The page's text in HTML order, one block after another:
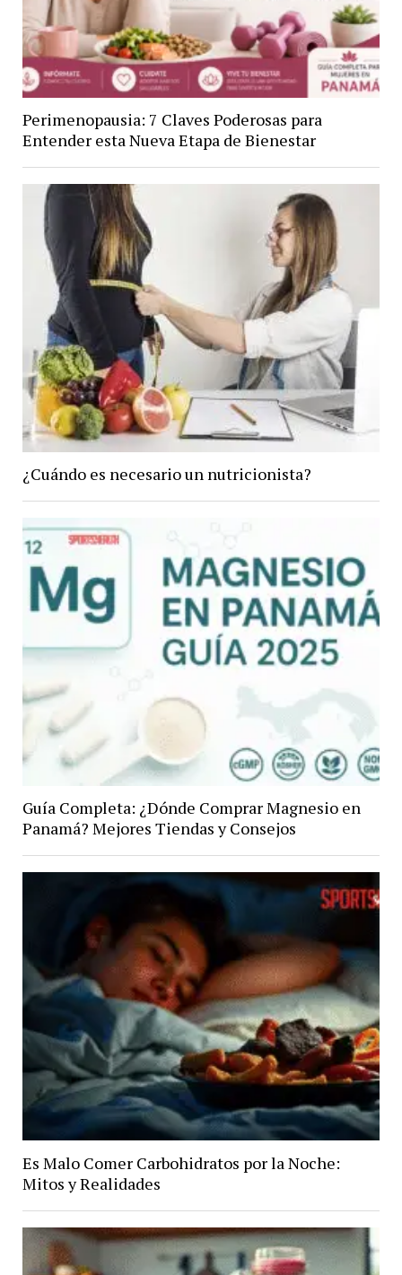
Perimenopausia: 7 Claves Poderosas para
Entender esta Nueva Etapa de Bienestar
¿Cuándo es necesario un nutricionista?
Guía Completa: ¿Dónde Comprar Magnesio en
Panamá? Mejores Tiendas y Consejos
Es Malo Comer Carbohidratos por la Noche:
Mitos y Realidades